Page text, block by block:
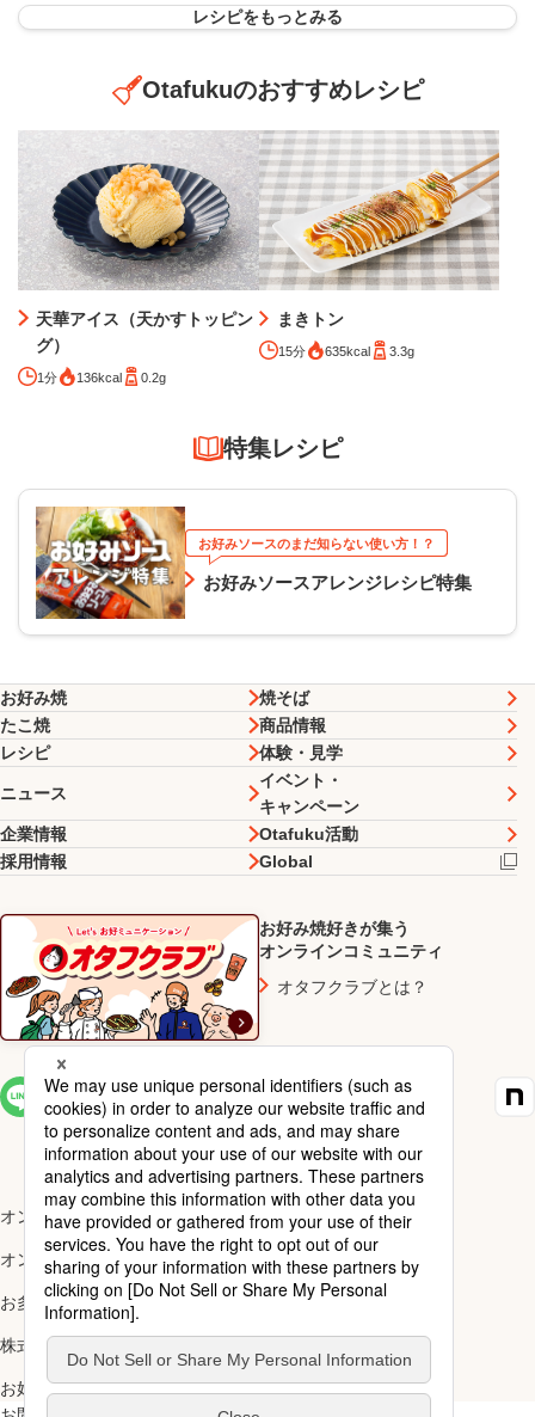
レシピをもっとみる
Otafukuのおすすめレシピ
天華アイス（天かすトッピン
グ）
1分 136kcal 0.2g
まきトン
15分 635kcal 3.3g
特集レシピ
お好みソースのまだ知らない使い方！？
お好みソースアレンジレシピ特集
お好み焼
焼そば
たこ焼
商品情報
レシピ
体験・見学
ニュース
イベント・
キャンペーン
企業情報
Otafuku活動
採用情報
Global
お好み焼好きが集う
オンラインコミュニティ
オタフクラブとは？
SNS一覧
オンラインショップ楽天市場店
オンラインショップYahoo!店
お多福醸造株式会社
株式会社ナカガワ
お好み焼アカデミー